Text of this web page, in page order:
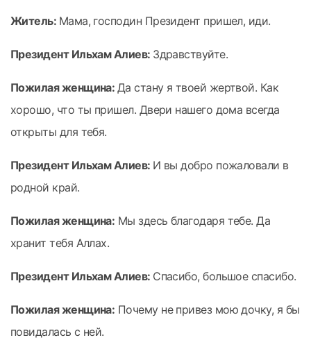
Житель: Мама, господин Президент пришел, иди.
Президент Ильхам Алиев: Здравствуйте.
Пожилая женщина: Да стану я твоей жертвой. Как
хорошо, что ты пришел. Двери нашего дома всегда
открыты для тебя.
Президент Ильхам Алиев: И вы добро пожаловали в
родной край.
Пожилая женщина: Мы здесь благодаря тебе. Да
хранит тебя Аллах.
Президент Ильхам Алиев: Спасибо, большое спасибо.
Пожилая женщина: Почему не привез мою дочку, я бы
повидалась с ней.